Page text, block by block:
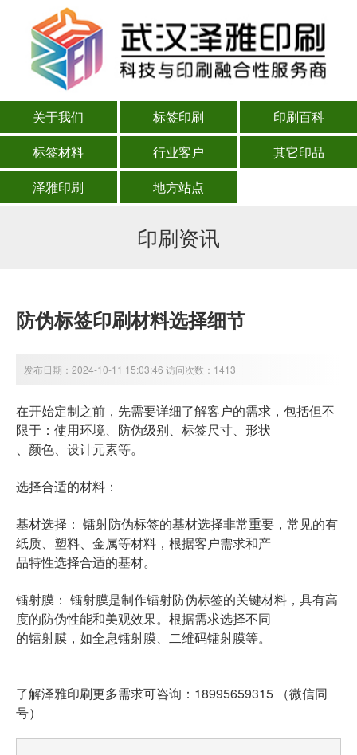
关于我们 标签印刷
印刷百科
标签材料
行业客户
其它印品
泽雅印刷
地方站点
印刷资讯
防伪标签印刷材料选择细节
发布日期：2024-10-11 15:03:46 访问次数：1413
在开始定制之前，先需要详细了解客户的需求，包括但不
限于：使用环境、防伪级别、标签尺寸、形状
、颜色、设计元素等。
选择合适的材料：
基材选择： 镭射防伪标签的基材选择非常重要，常见的有
纸质、塑料、金属等材料，根据客户需求和产
品特性选择合适的基材。
镭射膜： 镭射膜是制作镭射防伪标签的关键材料，具有高
度的防伪性能和美观效果。根据需求选择不同
的镭射膜，如全息镭射膜、二维码镭射膜等。
了解泽雅印刷更多需求可咨询：18995659315 （微信同
号）